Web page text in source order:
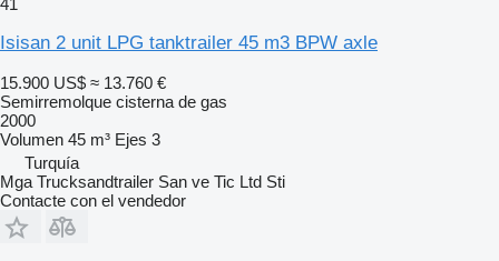
41
Isisan 2 unit LPG tanktrailer 45 m3 BPW axle
15.900 US$ ≈ 13.760 €
Semirremolque cisterna de gas
2000
Volumen 45 m³ Ejes 3
Turquía
Mga Trucksandtrailer San ve Tic Ltd Sti
Contacte con el vendedor